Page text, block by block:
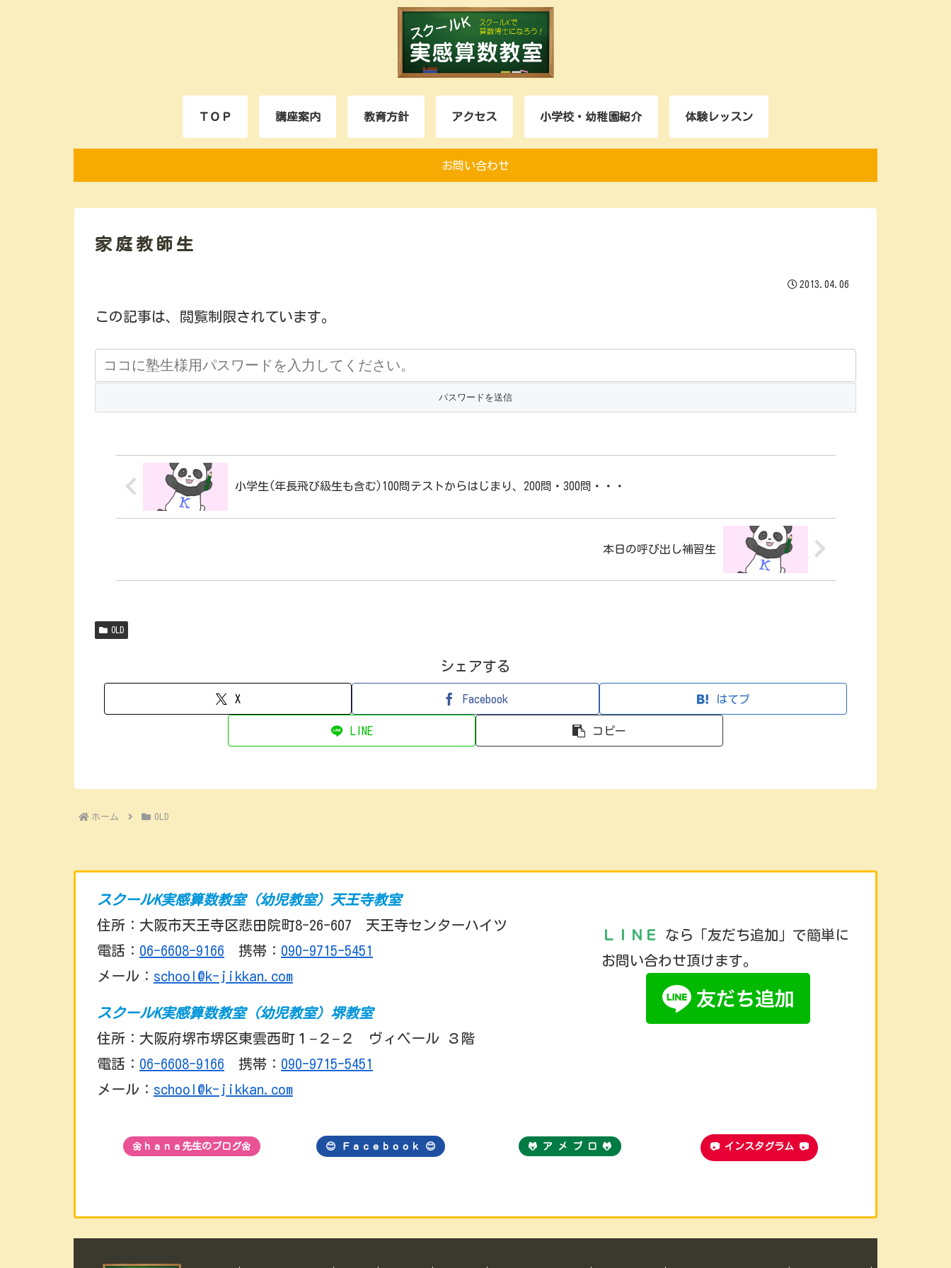
ＴＯＰ 講座案内 教育方針 アクセス 小学校・幼稚園紹介 体験レッスン
お問い合わせ
家庭教師生
2013.04.06
この記事は、閲覧制限されています。
小学生(年長飛び級生も含む)100問テストからはじまり、200問・300問・・・
本日の呼び出し補習生
OLD
シェアする
X Facebook はてブ
LINE コピー
ホーム OLD
スクールK実感算数教室（幼児教室）天王寺教室
住所：大阪市天王寺区悲田院町8-26-607 天王寺センターハイツ
電話： 06-6608-9166 携帯： 090-9715-5451
メール： school@k-jikkan.com
スクールK実感算数教室（幼児教室）堺教室
住所：大阪府堺市堺区東雲西町１−２−２ ヴィベール ３階
電話： 06-6608-9166 携帯： 090-9715-5451
メール： school@k-jikkan.com
ＬＩＮＥ
なら「友だち追加」で簡単に
お問い合わせ頂けます。
🌼ｈａｎａ先生のブログ🌼 😊 Ｆａｃｅｂｏｏｋ 😊 🐸 ア メ ブ ロ 🐸 📷 インスタグラム 📷